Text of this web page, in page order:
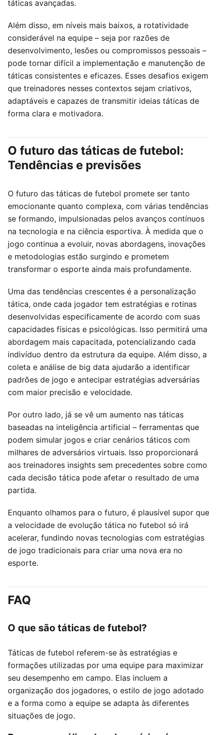
táticas avançadas.
Além disso, em níveis mais baixos, a rotatividade
considerável na equipe – seja por razões de
desenvolvimento, lesões ou compromissos pessoais –
pode tornar difícil a implementação e manutenção de
táticas consistentes e eficazes. Esses desafios exigem
que treinadores nesses contextos sejam criativos,
adaptáveis e capazes de transmitir ideias táticas de
forma clara e motivadora.
O futuro das táticas de futebol:
Tendências e previsões
O futuro das táticas de futebol promete ser tanto
emocionante quanto complexa, com várias tendências
se formando, impulsionadas pelos avanços contínuos
na tecnologia e na ciência esportiva. À medida que o
jogo continua a evoluir, novas abordagens, inovações
e metodologias estão surgindo e prometem
transformar o esporte ainda mais profundamente.
Uma das tendências crescentes é a personalização
tática, onde cada jogador tem estratégias e rotinas
desenvolvidas especificamente de acordo com suas
capacidades físicas e psicológicas. Isso permitirá uma
abordagem mais capacitada, potencializando cada
indivíduo dentro da estrutura da equipe. Além disso, a
coleta e análise de big data ajudarão a identificar
padrões de jogo e antecipar estratégias adversárias
com maior precisão e velocidade.
Por outro lado, já se vê um aumento nas táticas
baseadas na inteligência artificial – ferramentas que
podem simular jogos e criar cenários táticos com
milhares de adversários virtuais. Isso proporcionará
aos treinadores insights sem precedentes sobre como
cada decisão tática pode afetar o resultado de uma
partida.
Enquanto olhamos para o futuro, é plausível supor que
a velocidade de evolução tática no futebol só irá
acelerar, fundindo novas tecnologias com estratégias
de jogo tradicionais para criar uma nova era no
esporte.
FAQ
O que são táticas de futebol?
Táticas de futebol referem-se às estratégias e
formações utilizadas por uma equipe para maximizar
seu desempenho em campo. Elas incluem a
organização dos jogadores, o estilo de jogo adotado
e a forma como a equipe se adapta às diferentes
situações de jogo.